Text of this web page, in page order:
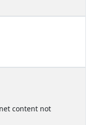
content not